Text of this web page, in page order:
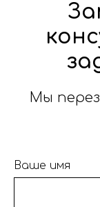
Мы
Ваше имя